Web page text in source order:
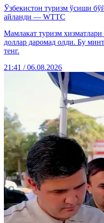
Ўзбекистон туризм ўсиши
айланди — WTTC
Мамлакат туризм
доллар даромад олди. Бу
тенг.
21:41 / 06.08.2026